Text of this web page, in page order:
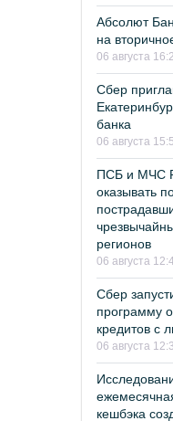
Абсолют
на
06 августа
Сбер
банка
06 августа
ПСБ и МЧС
оказывать
регионов
06 августа
Сбер
программу
кредитов с
06 августа
кешбэка